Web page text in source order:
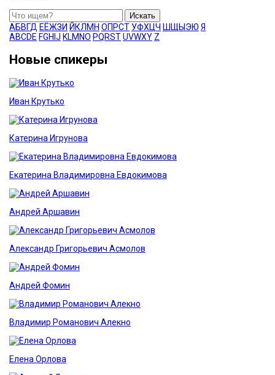
Искать
АБВГД ЕЁЖЗИ Й КЛ М Н ОП РСТ УФХЦЧ Ш ЩЫ ЭЮ Я
ABCDE FGH J KLM NO PQRSTUVWXY Z
Новые спикеры
Иван Крутько
Катерина Игрунова
Екатерина Владимировна Евдокимова
Андрей Аршавин
Александр Григорьевич Асмолов
Андрей Фомин
Владимир Романович Алекно
Елена Орлова